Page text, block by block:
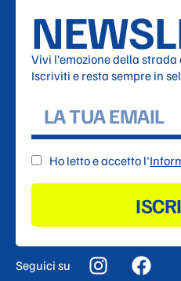
Vivi l’emozione della strada
Iscriviti e resta sempre in
Ho letto e accetto l'
Seguici su